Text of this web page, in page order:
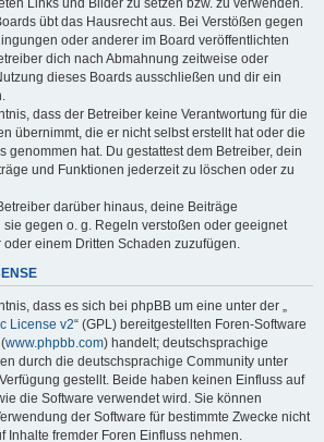
übt das Hausrecht aus. Bei Verstößen gegen
oder anderer im Board veröffentlichten
dich nach Abmahnung zeitweise oder
dieses Boards ausschließen und dir ein
dass der Betreiber keine Verantwortung für die
übernimmt, die er nicht selbst erstellt hat oder die
genommen hat. Du gestattest dem Betreiber, dein
und Funktionen jederzeit zu löschen oder zu
darüber hinaus, deine Beiträge
gegen o. g. Regeln verstoßen oder geeignet
einem Dritten Schaden zuzufügen.
dass es sich bei phpBB um eine unter der „
License v2“ (GPL) bereitgestellten Foren-Software
www.phpbb.com) handelt; deutschsprachige
durch die deutschsprachige Community unter
gestellt. Beide haben keinen Einfluss auf
die Software verwendet wird. Sie können
der Software für bestimmte Zwecke nicht
Inhalte fremder Foren Einfluss nehmen.